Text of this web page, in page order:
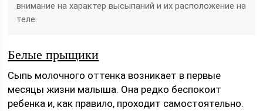
внимание на характер высыпаний и их расположение на
теле.
Белые прыщики
Сыпь молочного оттенка возникает в первые
месяцы жизни малыша. Она редко беспокоит
ребенка и, как правило, проходит самостоятельно.